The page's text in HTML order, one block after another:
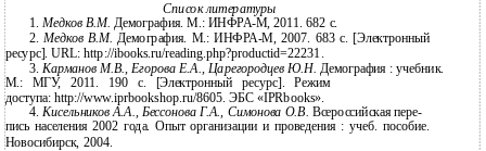
Список литературы
1. Медков В.М.Демография. М.: ИНФРА-М, 2011. 682 с.
2. Медков В.М. Демография. М.: ИНФРА-М, 2007. 683 с. [Электронный
ресурс]. URL: http://ibooks.ru/reading.php?productid=22231.
3. Карманов М.В., Егорова Е.А., Царегородцев Ю.Н. Демография : учебник.
М.: МГУ, 2011. 190 c. [Электронный ресурс]. Режим
доступа: http://www.iprbookshop.ru/8605. ЭБС «IPRbooks».
4. Кисельников А.А., Бессонова Г.А., Симонова О.В. Всероссийская пере-
пись населения 2002 года. Опыт организации и проведения : учеб. пособие.
Новосибирск, 2004.